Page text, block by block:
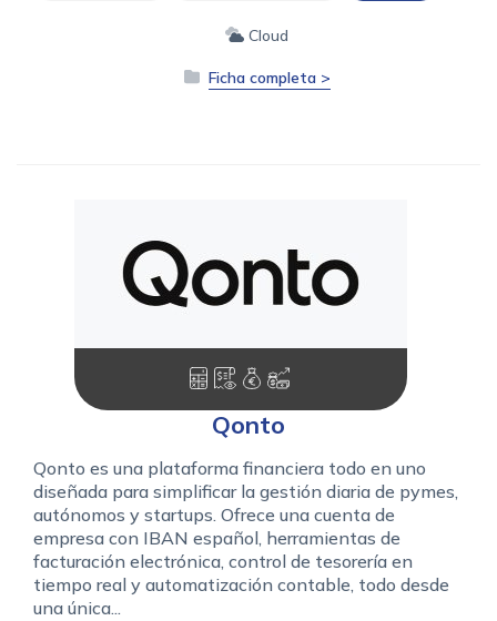
Cloud
Ficha completa >
Qonto
Qonto es una plataforma financiera todo en uno
diseñada para simplificar la gestión diaria de pymes,
autónomos y startups. Ofrece una cuenta de
empresa con IBAN español, herramientas de
facturación electrónica, control de tesorería en
tiempo real y automatización contable, todo desde
una única...